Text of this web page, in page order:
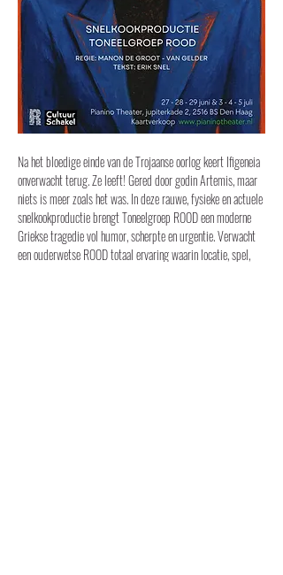
Na het bloedige einde van de Trojaanse oorlog keert Ifigeneia
onverwacht terug. Ze leeft! Gered door godin Artemis, maar
niets is meer zoals het was. In deze rauwe, fysieke en actuele
snelkookproductie brengt Toneelgroep ROOD een moderne
Griekse tragedie vol humor, scherpte en urgentie. Verwacht
een ouderwetse ROOD totaal ervaring waarin locatie, spel,